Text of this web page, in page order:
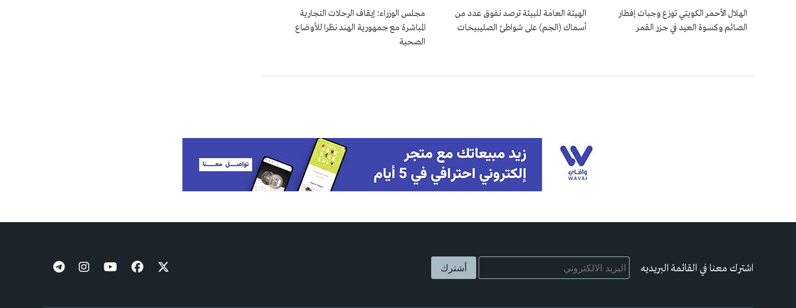
الهلال الأحمر الكويتي توزع وجبات إفطار
الصائم وكسوة العيد في جزر القمر
الهيئة العامة للبيئة ترصد نفوق عدد من
أسماك (الجم) على شواطئ الصليبيخات
مجلس الوزراء: إيقاف الرحلات التجارية
المباشرة مع جمهورية الهند نظرا للأوضاع
الصحية
اشترك معنا في القائمة البريديه